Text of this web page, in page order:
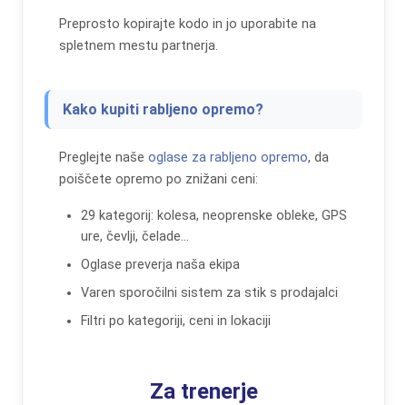
Preprosto kopirajte kodo in jo uporabite na
spletnem mestu partnerja.
Kako kupiti rabljeno opremo?
Preglejte naše oglase za rabljeno opremo, da
poiščete opremo po znižani ceni:
29 kategorij: kolesa, neoprenske obleke, GPS
ure, čevlji, čelade...
Oglase preverja naša ekipa
Varen sporočilni sistem za stik s prodajalci
Filtri po kategoriji, ceni in lokaciji
Za trenerje